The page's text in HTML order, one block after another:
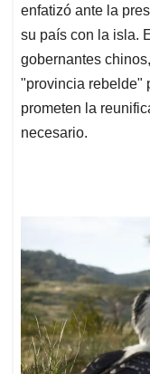
enfatizó ante la
su país con la isla.
gobernantes
"provincia rebelde"
prometen la
necesario.